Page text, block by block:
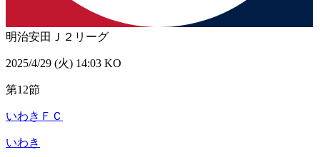
明治安田Ｊ２リーグ
2025/4/29 (火) 14:03 KO
第12節
いわきＦＣ
いわき